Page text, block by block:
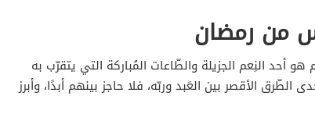
من رمضان
هو أحد النِعم الجزيلة والطّاعات المُباركة التي يتقرّب به
الأقصر بين العَبد وربّه، فلا حاجز بينهم أبدًا، وأبرز